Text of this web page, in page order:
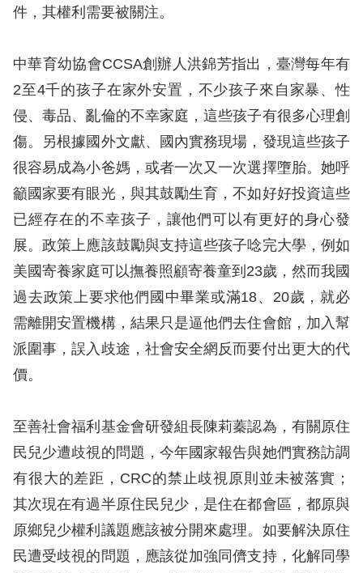
件，其權利需要被關注。
中華育幼協會CCSA創辦人洪錦芳指出，臺灣每年有
2至4千的孩子在家外安置，不少孩子來自家暴、性
侵、毒品、亂倫的不幸家庭，這些孩子有很多心理創
傷。另根據國外文獻、國內實務現場，發現這些孩子
很容易成為小爸媽，或者一次又一次選擇墮胎。她呼
籲國家要有眼光，與其鼓勵生育，不如好好投資這些
已經存在的不幸孩子，讓他們可以有更好的身心發
展。政策上應該鼓勵與支持這些孩子唸完大學，例如
美國寄養家庭可以撫養照顧寄養童到23歲，然而我國
過去政策上要求他們國中畢業或滿18、20歲，就必
需離開安置機構，結果只是逼他們去住會館，加入幫
派圍事，誤入歧途，社會安全網反而要付出更大的代
價。
至善社會福利基金會研發組長陳莉蓁認為，有關原住
民兒少遭歧視的問題，今年國家報告與她們實務訪調
有很大的差距，CRC的禁止歧視原則並未被落實；
其次現在有過半原住民兒少，是住在都會區，都原與
原鄉兒少權利議題應該被分開來處理。如要解決原住
民遭受歧視的問題，應該從加強同儕支持，化解同學